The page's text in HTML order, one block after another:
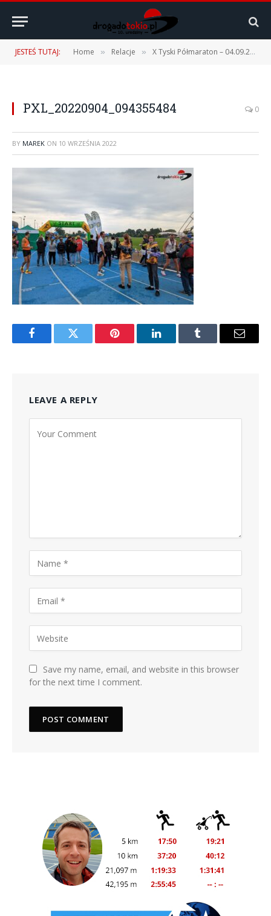
JESTEŚ TUTAJ: Home » Relacje » X Tyski Półmaraton – 04.09.2022 r.
PXL_20220904_094355484 0
BY MAREK ON 10 WRZEŚNIA 2022
FacebookTwitter Pinterest LinkedInTumblr Email
LEAVE A REPLY
Save my name, email, and website in this browser
for the next time I comment.